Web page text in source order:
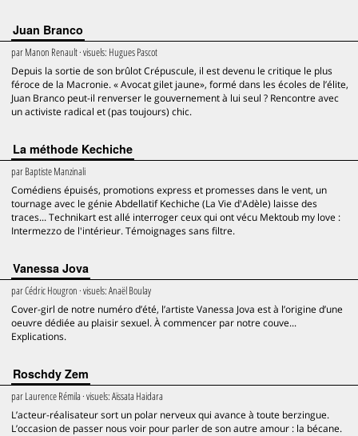
Juan Branco
parManon Renault· visuels: Hugues Pascot
Depuis la sortie de son brûlot Crépuscule, il est devenu le critique le plus
féroce de la Macronie. « Avocat gilet jaune», formé dans les écoles de l’élite,
Juan Branco peut-il renverser le gouvernement à lui seul ? Rencontre avec
un activiste radical et (pas toujours) chic.
La méthode Kechiche
parBaptiste Manzinali
Comédiens épuisés, promotions express et promesses dans le vent, un
tournage avec le génie Abdellatif Kechiche (La Vie d'Adèle) laisse des
traces... Technikart est allé interroger ceux qui ont vécu Mektoub my love :
Intermezzo de l'intérieur. Témoignages sans filtre.
Vanessa Jova
parCédric Hougron · visuels:Anaël Boulay
Cover-girl de notre numéro d’été, l’artiste Vanessa Jova est à l’origine d’une
oeuvre dédiée au plaisir sexuel. À commencer par notre couve...
Explications.
Roschdy Zem
parLaurence Rémila · visuels:Aïssata Haidara
L’acteur-réalisateur sort un polar nerveux qui avance à toute berzingue.
L’occasion de passer nous voir pour parler de son autre amour : la bécane.